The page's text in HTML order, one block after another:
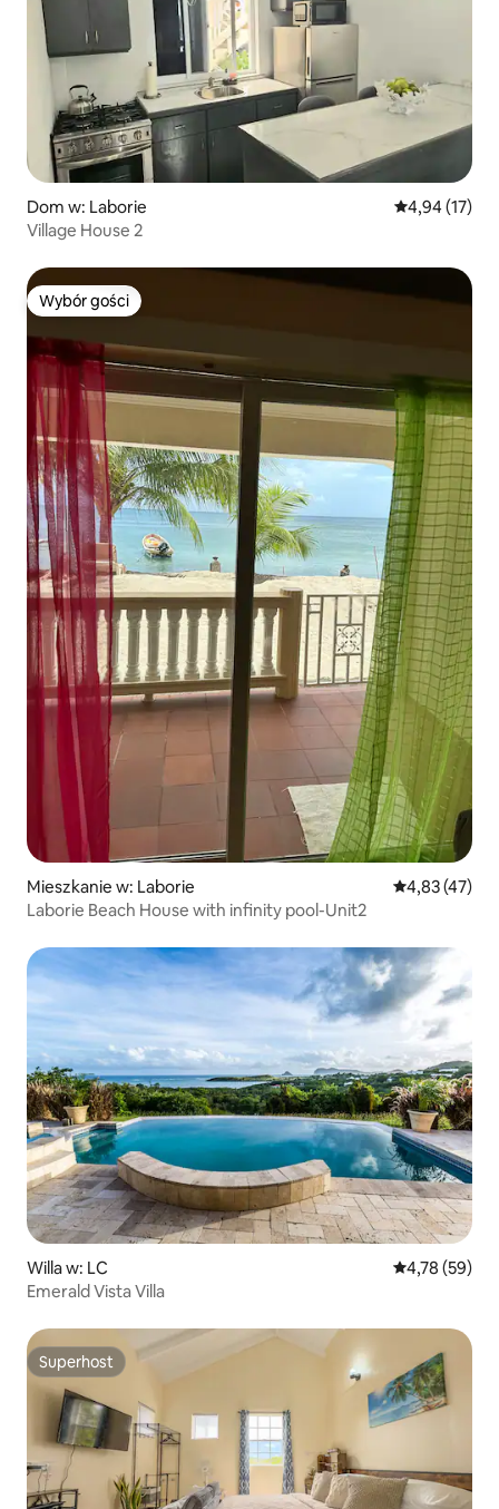
Dom w: Laborie Średnia
4,94 (17)
Village House 2
Wybór gości
Wybór gości
Mieszkanie w: Laborie Średnia
4,83 (47)
Laborie Beach House with infinity pool-Unit2
Willa w: LC Średnia
4,78 (59)
Emerald Vista Villa
Superhost
Superhost